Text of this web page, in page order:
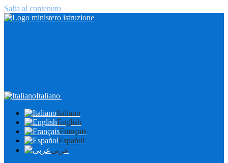
Salta al contenuto
Italiano
Italiano
English
Français
Español
عربى